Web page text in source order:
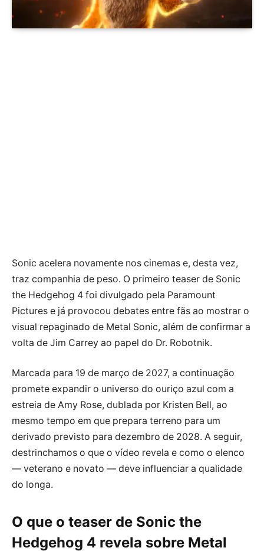
Sonic acelera novamente nos cinemas e, desta vez,
traz companhia de peso. O primeiro teaser de Sonic
the Hedgehog 4 foi divulgado pela Paramount
Pictures e já provocou debates entre fãs ao mostrar o
visual repaginado de Metal Sonic, além de confirmar a
volta de Jim Carrey ao papel do Dr. Robotnik.
Marcada para 19 de março de 2027, a continuação
promete expandir o universo do ouriço azul com a
estreia de Amy Rose, dublada por Kristen Bell, ao
mesmo tempo em que prepara terreno para um
derivado previsto para dezembro de 2028. A seguir,
destrinchamos o que o vídeo revela e como o elenco
— veterano e novato — deve influenciar a qualidade
do longa.
O que o teaser de Sonic the
Hedgehog 4 revela sobre Metal